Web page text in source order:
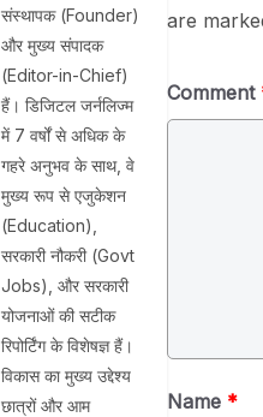
संस्थापक (Founder)
और मुख्य संपादक
(Editor-in-Chief)
हैं। डिजिटल जर्नलिज्म
में 7 वर्षों से अधिक के
गहरे अनुभव के साथ, वे
मुख्य रूप से एजुकेशन
(Education),
सरकारी नौकरी (Govt
Jobs), और सरकारी
योजनाओं की सटीक
रिपोर्टिंग के विशेषज्ञ हैं।
विकास का मुख्य उद्देश्य
छात्रों और आम
are
Comment
Name *